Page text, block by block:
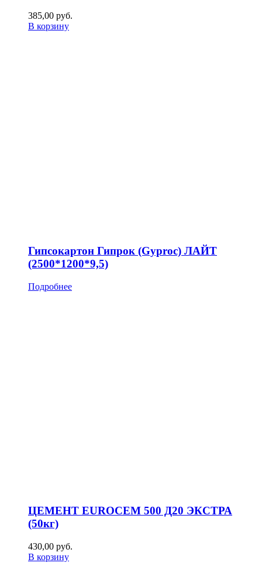
385,00 руб.
В корзину
Гипсокартон Гипрок (Gyproc) ЛАЙТ
(2500*1200*9,5)
Подробнее
ЦЕМЕНТ EUROCEM 500 Д20 ЭКСТРА
(50кг)
430,00 руб.
В корзину